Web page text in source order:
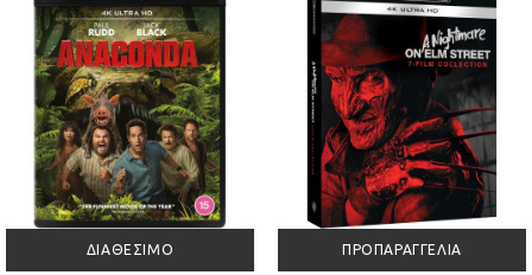
ΔΙΑΘΈΣΙΜΟ ΠΡΟΠΑΡΑΓΓΕΛΊΑ